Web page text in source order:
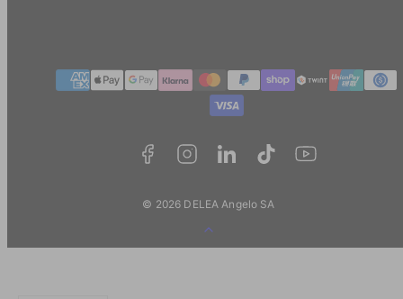
Zahlungmethoden
© 2026 DELEA Angelo SA